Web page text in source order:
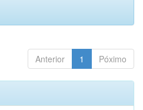
Anterior 1 Póximo